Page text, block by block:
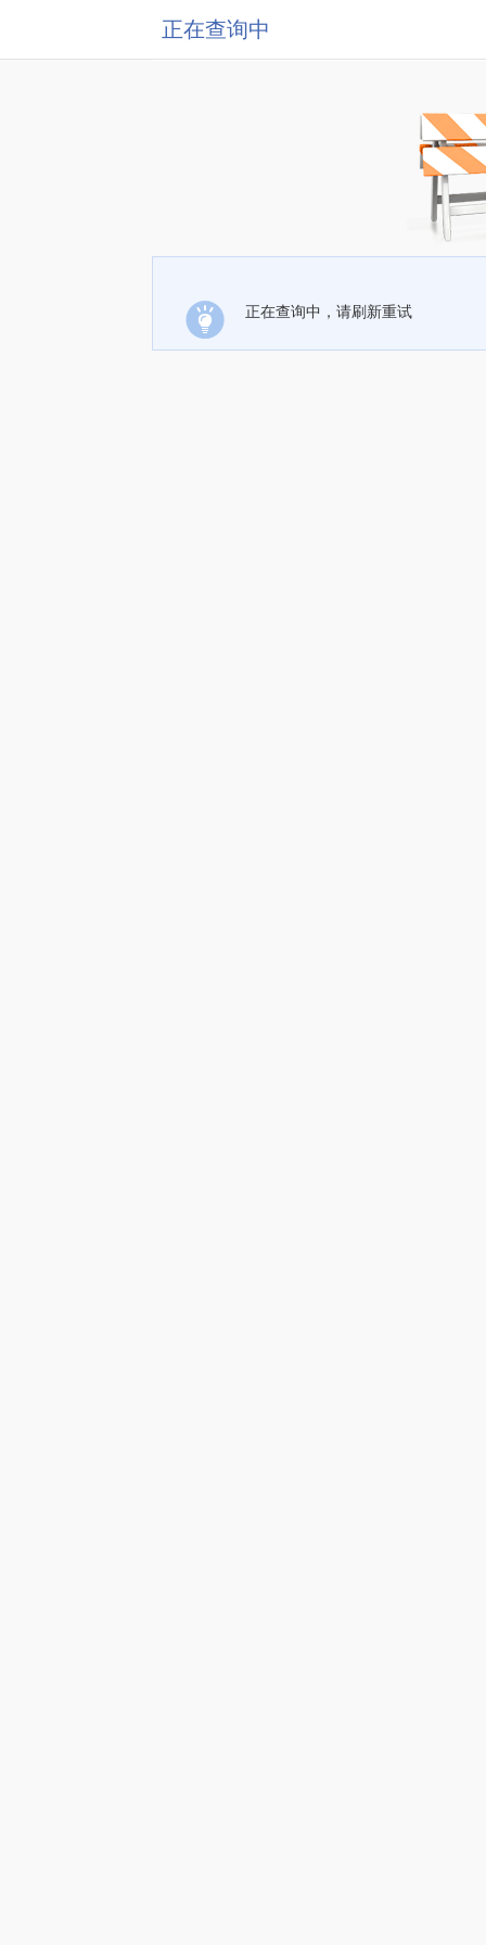
正在查询中
正在查询中，请刷新重试